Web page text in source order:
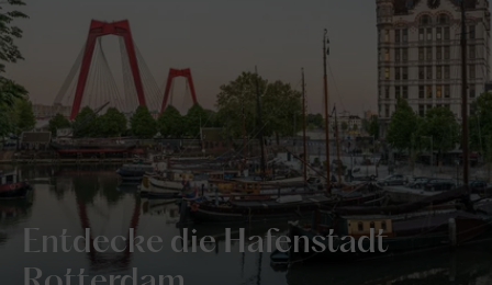
Entdecke die Hafenstadt